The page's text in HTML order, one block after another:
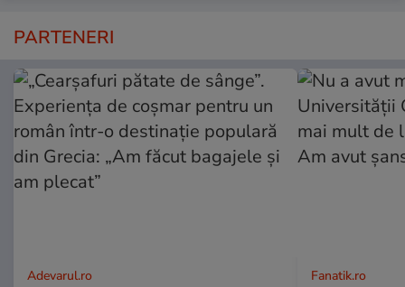
PARTENERI
Adevarul.ro Fanatik.ro